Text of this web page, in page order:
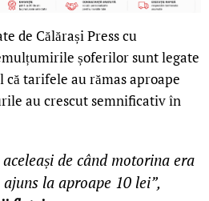
de Călărași Press cu
șoferilor sunt legate
tarifele au rămas aproape
au crescut semnificativ în
de când motorina era
la aproape 10 lei”,